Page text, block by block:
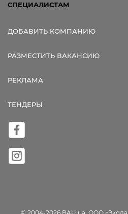
СПЕЦИАЛИСТАМ
ДОБАВИТЬ КОМПАНИЮ
РАЗМЕСТИТЬ ВАКАНСИЮ
РЕКЛАМА
ТЕНДЕРЫ